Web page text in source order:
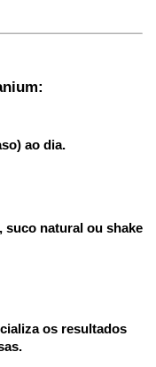
ao dia.
suco natural ou shake
os resultados